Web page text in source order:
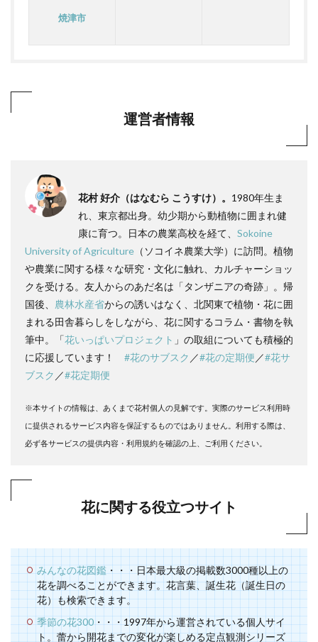
焼津市
運営者情報
花村 好介（はなむら こうすけ）。 1980年生ま
れ、東京都出身。幼少期から動植物に囲まれ健
康に育つ。日本の農業高校を経て、 Sokoine
University of Agriculture （ソコイネ農業大学）に訪問。植物
や農業に関する様々な研究・文化に触れ、カルチャーショッ
クを受ける。友人からのあだ名は「タンザニアの奇跡」。帰
国後、 農林水産省からの誘いはなく、北関東で植物・花に囲
まれる田舎暮らしをしながら、花に関するコラム・書物を執
筆中。「花いっぱいプロジェクト 」の取組についても積極的
に応援しています！ #花のサブスク ／#花の定期便 ／#花サ
ブスク ／#花定期便
※本サイトの情報は、あくまで花村個人の見解です。実際のサービス利用時
に提供されるサービス内容を保証するものではありません。利用する際は、
必ず各サービスの提供内容・利用規約を確認の上、ご利用ください。
花に関する役立つサイト
みんなの花図鑑 ・・・日本最大級の掲載数3000種以上の
花を調べることができます。花言葉、誕生花（誕生日の
花）も検索できます。
季節の花300・・・1997年から運営されている個人サイ
ト。蕾から開花までの変化が楽しめる定点観測シリーズ